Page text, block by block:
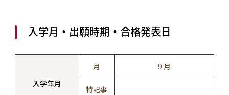
入学月・出願時期・合格発表日
入学年月
月 9 月
特記事